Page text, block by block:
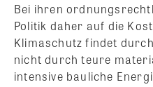
Bei ihren
Politik daher auf die
Klimaschutz findet
nicht durch teure
intensive bauliche